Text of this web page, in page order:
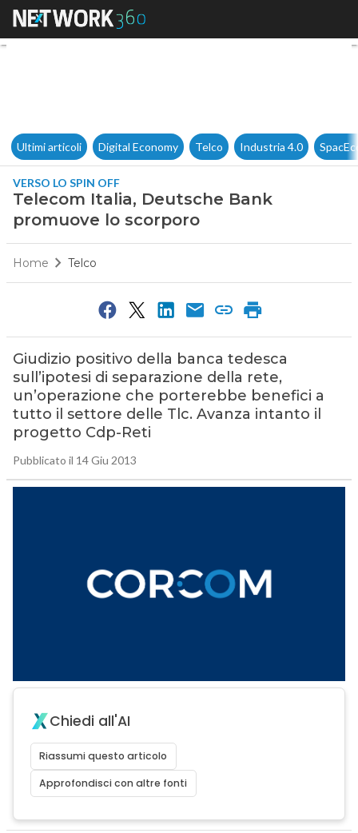
Telecom Italia, Deutsche
Ultimi articoli Digital Economy Telco Industria 4.0
VERSO LO SPIN OFF
Telecom Italia, Deutsche Bank
promuove lo scorporo
Home Telco
Giudizio positivo della banca tedesca
sull’ipotesi di separazione della rete,
un’operazione che porterebbe benefici a
tutto il settore delle Tlc. Avanza intanto il
progetto Cdp-Reti
Pubblicato il 14 Giu 2013
Chiedi all'AI
Riassumi questo articolo
Approfondisci con altre fonti